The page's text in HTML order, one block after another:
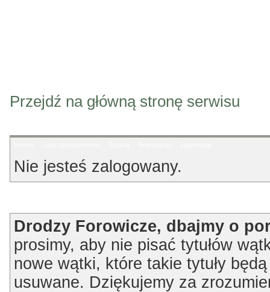
Przejdź na główną stronę serwisu
Nie jesteś zalogowany.
Drodzy Forowicze, dbajmy o
prosimy, aby nie pisać tytułów
nowe wątki, które takie tytuły
usuwane. Dziękujemy za